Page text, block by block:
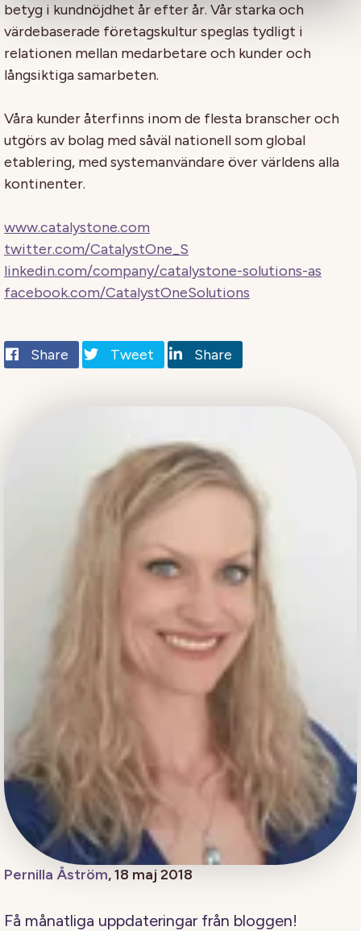
betyg i kundnöjdhet år efter år. Vår starka och
värdebaserade företagskultur speglas tydligt i
relationen mellan medarbetare och kunder och
långsiktiga samarbeten.
Våra kunder återfinns inom de flesta branscher och
utgörs av bolag med såväl nationell som global
etablering, med systemanvändare över världens alla
kontinenter.
www.catalystone.com
twitter.com/CatalystOne_S
linkedin.com/company/catalystone-solutions-as
facebook.com/CatalystOneSolutions
Share Tweet Share
Pernilla Åström, 18 maj 2018
Få månatliga uppdateringar från bloggen!